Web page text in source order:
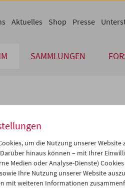
SAMMLUNGEN
Aktuelles Shop Presse
Jun 2029 >>
Mi Do Fr Sa So
30 31 01 02
03
06 07 08 09
10
um die Nutzung unserer
hinaus können – mit Ihrer
Medien oder Analyse-Dienste)
Ihre Nutzung unserer Website
mit weiteren Informationen